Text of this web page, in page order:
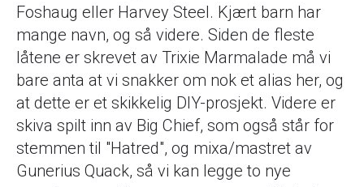
Foshaug eller Harvey Steel. Kjært barn har
mange navn, og så videre. Siden de fleste
låtene er skrevet av Trixie Marmalade må vi
bare anta at vi snakker om nok et alias her, og
at dette er et skikkelig DIY-prosjekt. Videre er
skiva spilt inn av Big Chief, som også står for
stemmen til "Hatred", og mixa/mastret av
Gunerius Quack, så vi kan legge to nye